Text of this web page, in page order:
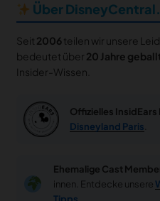
Über
Seit 2006teilen wir unsere
bedeutet über 20 Jahre
Insider-Wissen.
Offizielles InsidEars
Disneyland Paris
Ehemalige Cast
innen. Entdecke unsere
Tipps